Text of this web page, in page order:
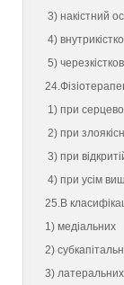
3) накiстний
4)
5)
1) при
2) при
3) при
4) при усiм
25.В
1) медiальних
2)
3) латеральних